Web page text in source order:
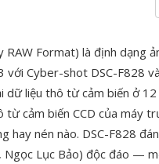
RAW Format) là định dạng
với Cyber-shot DSC-F828
dữ liệu thô từ cảm biến ở
từ cảm biến CCD của máy
hay nén nào. DSC-F828
Ngọc Lục Bảo) độc đáo —